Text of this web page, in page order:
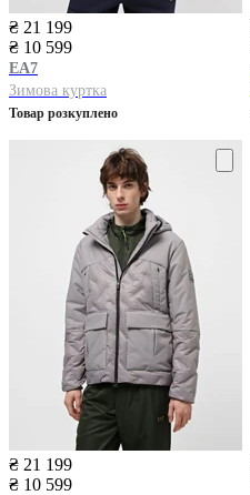
₴ 21 199
₴ 10 599
EA7
Зимова куртка
Товар розкуплено
₴ 21 199
₴ 10 599